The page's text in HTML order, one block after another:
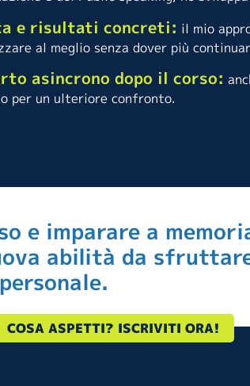
e risultati concreti: il mio
al meglio senza dover più
asincrono dopo il corso:
per un ulteriore confronto.
e imparare a
abilità da
COSA ASPETTI? ISCRIVITI ORA!